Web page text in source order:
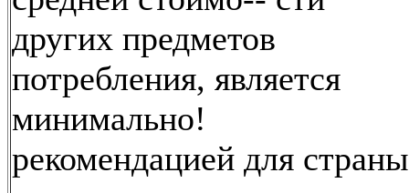
других предметов
потребления, является
минимально!
рекомендацией для страны